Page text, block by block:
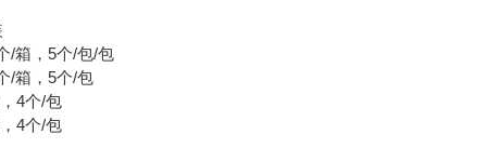
，5个/包/包
，5个/包
个/包
个/包